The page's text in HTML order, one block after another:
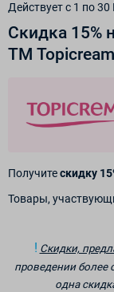
Действует c 1 по
Скидка 15%
ТМ Topicream
Получитескидку
Товары,
! Скидки,
проведении более
одна